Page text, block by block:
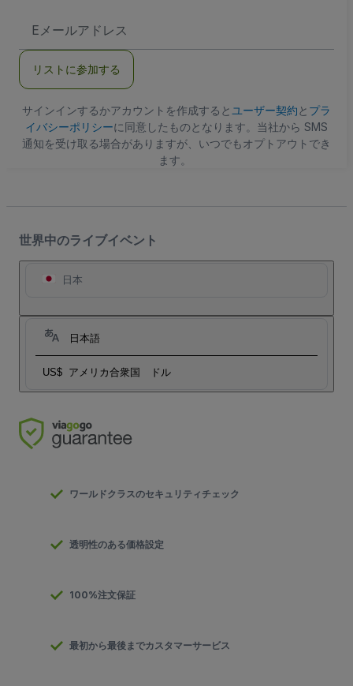
メ
ア
ス
リストに参加する
サインインするかアカウントを作成すると ユーザー契約と プラ
イバシーポリシーに同意したものとなります。当社から SMS
通知を受け取る場合がありますが、いつでもオプトアウトでき
ます。
世界中のライブイベント
日本
日本語
US$ アメリカ合衆国 ドル
ワールドクラスのセキュリティチェック
透明性のある価格設定
100%注文保証
最初から最後までカスタマーサービス